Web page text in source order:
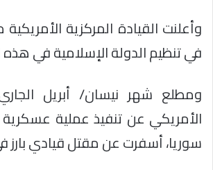
وأعلنت القيادة المركزية
في تنظيم الدولة الإسلامية في هذه
ومطلع شهر نيسان/ أبريل
الأمريكي عن تنفيذ عملية
سوريا، أسفرت عن مقتل قيادي بارز